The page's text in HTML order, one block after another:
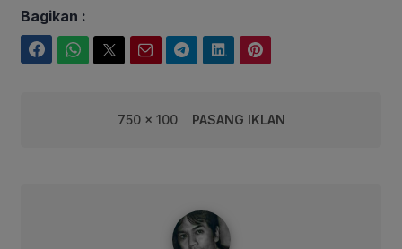
Bagikan :
750 x 100 PASANG IKLAN